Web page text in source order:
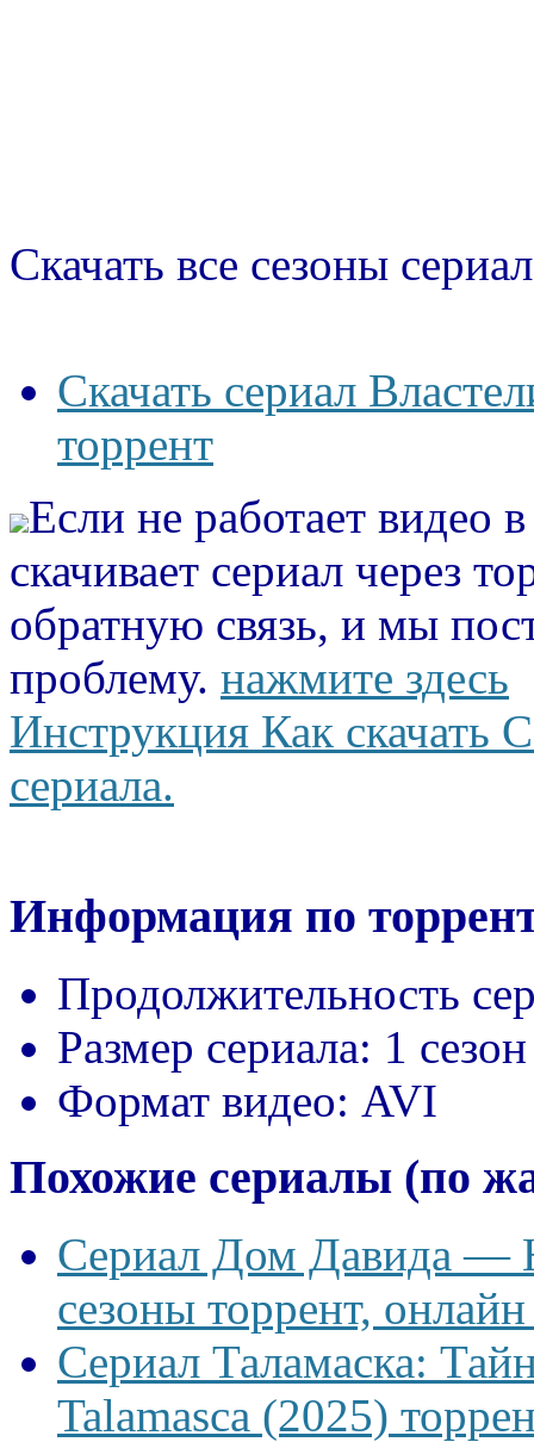
Скачать все сезоны
Скачать сериал
торрент
Если не работает видео
скачивает сериал через
обратную связь, и мы
проблему. нажмите здесь
Инструкция Как скачать
сериала.
Информация по
Продолжительность
Размер сериала: 1
Формат видео: AVI
Похожие сериалы (по
Сериал Дом Давида —
сезоны торрент,
Сериал Таламаска:
Talamasca (2025)